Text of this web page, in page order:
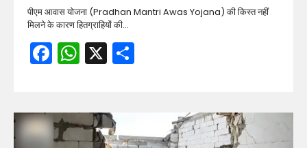
पीएम आवास योजना (Pradhan Mantri Awas Yojana) की किस्त नहीं
मिलने के कारण हितग्राहियों की…
Facebook
WhatsApp
X